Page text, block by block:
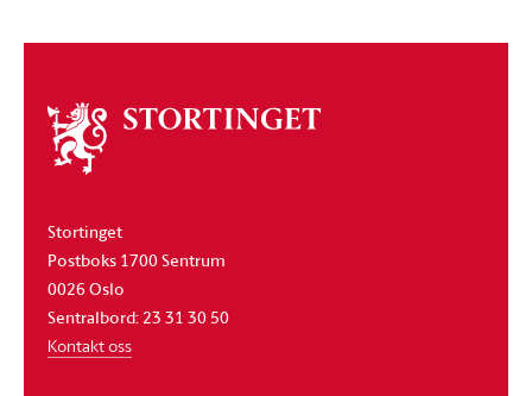
Om
stortinget
Stortinget
Postboks 1700 Sentrum
0026 Oslo
Sentralbord: 23 31 30 50
Kontakt oss